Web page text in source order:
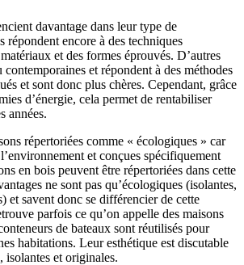
davantage dans leur type de
répondent encore à des techniques
et des formes éprouvés. D’autres
et répondent à des méthodes
et sont donc plus chères. Cependant, grâce
d’énergie, cela permet de rentabiliser
années.
répertoriées comme « écologiques » car
et conçues spécifiquement
en bois peuvent être répertoriées dans cette
ne sont pas qu’écologiques (isolantes,
et savent donc se différencier de cette
parfois ce qu’on appelle des maisons
de bateaux sont réutilisés pour
habitations. Leur esthétique est discutable
isolantes et originales.